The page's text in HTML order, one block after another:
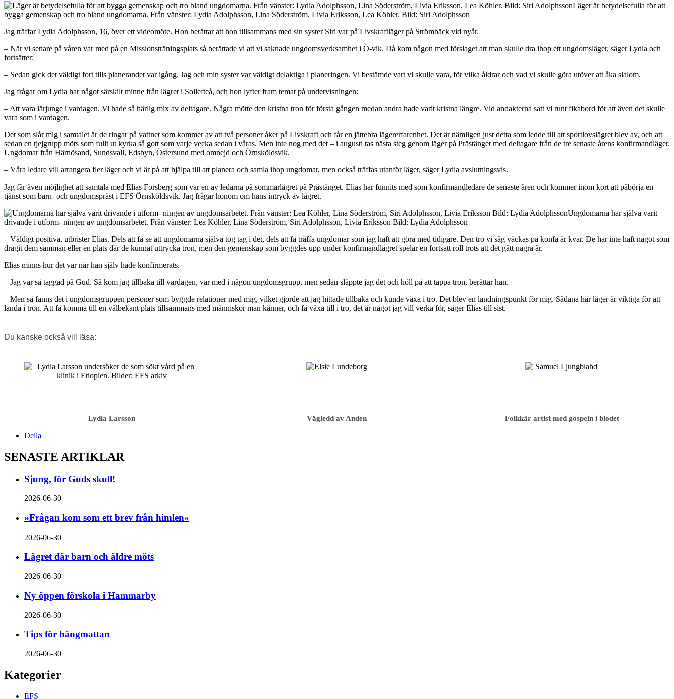
Läger är betydelsefulla för att
bygga gemenskap och tro bland ungdomarna. Från vänster: Lydia Adolphsson, Lina Söderström, Livia Eriksson, Lea Köhler. Bild: Siri Adolphsson
Jag träffar Lydia Adolphsson, 16, över ett videomöte. Hon berättar att hon tillsammans med sin syster Siri var på Livskraftläger på Strömbäck vid nyår.
– När vi senare på våren var med på en Missionsträningsplats så berättade vi att vi saknade ungdomsverksamhet i Ö-vik. Då kom någon med förslaget att man skulle dra ihop ett ungdomsläger, säger Lydia och
fortsätter:
– Sedan gick det väldigt fort tills planerandet var igång. Jag och min syster var väldigt delaktiga i planeringen. Vi bestämde vart vi skulle vara, för vilka åldrar och vad vi skulle göra utöver att åka slalom.
Jag frågar om Lydia har något särskilt minne från lägret i Sollefteå, och hon lyfter fram temat på undervisningen:
– Att vara lärjunge i vardagen. Vi hade så härlig mix av deltagare. Några mötte den kristna tron för första gången medan andra hade varit kristna längre. Vid andakterna satt vi runt fikabord för att även det skulle
vara som i vardagen.
Det som slår mig i samtalet är de ringar på vattnet som kommer av att två personer åker på Livskraft och får en jättebra lägererfarenhet. Det är nämligen just detta som ledde till att sportlovslägret blev av, och att
sedan en tjejgrupp möts som fullt ut kyrka så gott som varje vecka sedan i våras. Men inte nog med det – i augusti tas nästa steg genom läger på Prästänget med deltagare från de tre senaste årens konfirmandläger.
Ungdomar från Härnösand, Sundsvall, Edsbyn, Östersund med omnejd och Örnsköldsvik.
– Våra ledare vill arrangera fler läger och vi är på att hjälpa till att planera och samla ihop ungdomar, men också träffas utanför läger, säger Lydia avslutningsvis.
Jag får även möjlighet att samtala med Elias Forsberg som var en av ledarna på sommarlägret på Prästänget. Elias har funnits med som konfirmandledare de senaste åren och kommer inom kort att påbörja en
tjänst som barn- och ungdomspräst i EFS Örnsköldsvik. Jag frågar honom om hans intryck av lägret.
Ungdomarna har själva varit
drivande i utform- ningen av ungdomsarbetet. Från vänster: Lea Köhler, Lina Söderström, Siri Adolphsson, Livia Eriksson Bild: Lydia Adolphsson
– Väldigt positiva, utbrister Elias. Dels att få se att ungdomarna själva tog tag i det, dels att få träffa ungdomar som jag haft att göra med tidigare. Den tro vi såg väckas på konfa är kvar. De har inte haft något som
dragit dem samman eller en plats där de kunnat uttrycka tron, men den gemenskap som byggdes upp under konfirmandlägret spelar en fortsatt roll trots att det gått några år.
Elias minns hur det var när han själv hade konfirmerats.
– Jag var så taggad på Gud. Så kom jag tillbaka till vardagen, var med i någon ungdomsgrupp, men sedan släppte jag det och höll på att tappa tron, berättar han.
– Men så fanns det i ungdomsgruppen personer som byggde relationer med mig, vilket gjorde att jag hittade tillbaka och kunde växa i tro. Det blev en landningspunkt för mig. Sådana här läger är viktiga för att
landa i tron. Att få komma till en välbekant plats tillsammans med människor man känner, och få växa till i tro, det är något jag vill verka för, säger Elias till sist.
Du kanske också vill läsa:
Lydia Larsson Vägledd av Anden Folkkär artist med gospeln i blodet
Della
SENASTE ARTIKLAR
Sjung, för Guds skull!
2026-06-30
»Frågan kom som ett brev från himlen«
2026-06-30
Lägret där barn och äldre möts
2026-06-30
Ny öppen förskola i Hammarby
2026-06-30
Tips för hängmattan
2026-06-30
Kategorier
EFS